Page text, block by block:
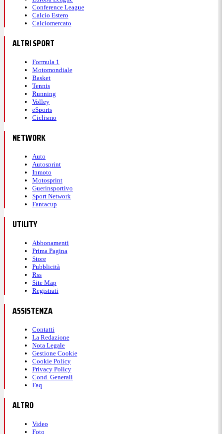
Conference League
Calcio Estero
Calciomercato
ALTRI SPORT
Formula 1
Motomondiale
Basket
Tennis
Running
Volley
eSports
Ciclismo
NETWORK
Auto
Autosprint
Inmoto
Motosprint
Guerinsportivo
Sport Network
Fantacup
UTILITY
Abbonamenti
Prima Pagina
Store
Pubblicità
Rss
Site Map
Registrati
ASSISTENZA
Contatti
La Redazione
Nota Legale
Gestione Cookie
Cookie Policy
Privacy Policy
Cond. Generali
Faq
ALTRO
Video
Foto